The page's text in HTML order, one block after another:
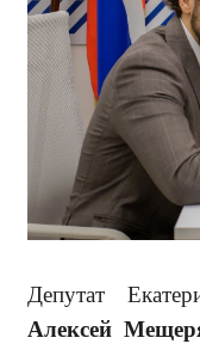
Депутат
Алексей